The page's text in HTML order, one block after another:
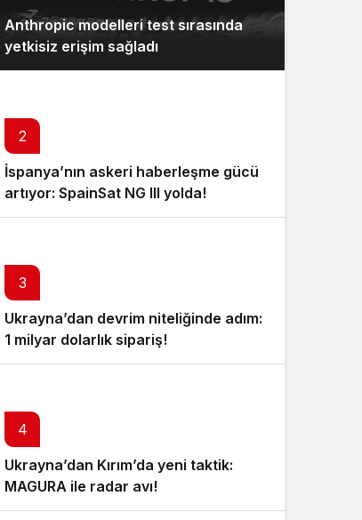
Anthropic modelleri test sırasında
yetkisiz erişim sağladı
2
İspanya’nın askeri haberleşme gücü
artıyor: SpainSat NG III yolda!
3
Ukrayna’dan devrim niteliğinde adım:
1 milyar dolarlık sipariş!
4
Ukrayna’dan Kırım’da yeni taktik:
MAGURA ile radar avı!